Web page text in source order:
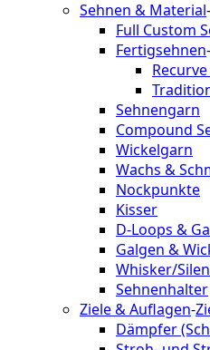
Sehnen & Material-
Full Custom
Fertigsehnen-
Sehnengarn
Compound
Wickelgarn
Wachs &
Nockpunkte
Kisser
D-Loops &
Galgen &
Whisker/
Sehnenhalter
Ziele & Auflagen-
Dämpfer